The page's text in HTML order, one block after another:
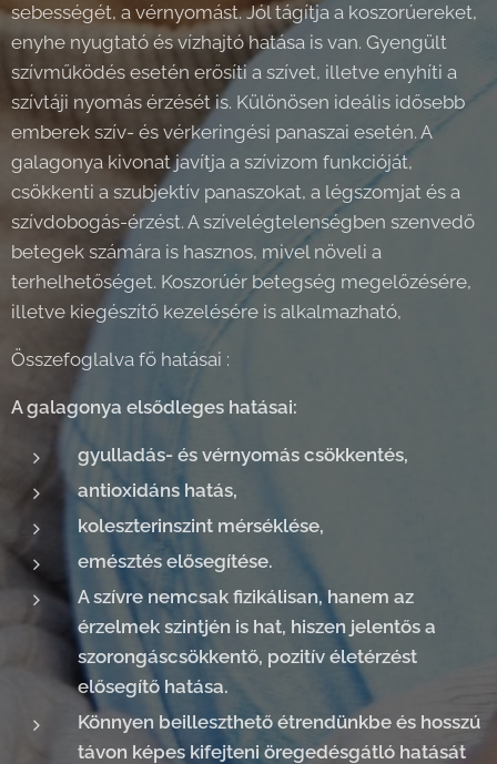
sebességét, a vérnyomást. Jól tágítja a koszorúereket,
enyhe nyugtató és vízhajtó hatása is van. Gyengült
szívműködés esetén erősíti a szívet, illetve enyhíti a
szívtáji nyomás érzését is. Különösen ideális idősebb
emberek szív- és vérkeringési panaszai esetén. A
galagonya kivonat javítja a szívizom funkcióját,
csökkenti a szubjektív panaszokat, a légszomjat és a
szívdobogás-érzést. A szívelégtelenségben szenvedő
betegek számára is hasznos, mivel növeli a
terhelhetőséget. Koszorúér betegség megelőzésére,
illetve kiegészítő kezelésére is alkalmazható,
Összefoglalva fő hatásai :
A galagonya elsődleges hatásai:
gyulladás- és vérnyomás csökkentés,
antioxidáns hatás,
koleszterinszint mérséklése,
emésztés elősegítése.
A szívre nemcsak fizikálisan, hanem az
érzelmek szintjén is hat, hiszen jelentős a
szorongáscsökkentő, pozitív életérzést
elősegítő hatása.
Könnyen beilleszthető étrendünkbe és hosszú
távon képes kifejteni öregedésgátló hatását